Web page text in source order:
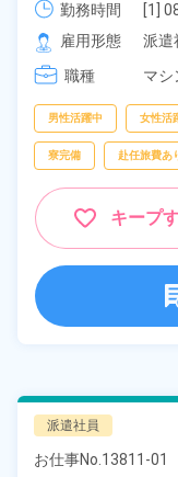
勤務時間
[1]
[2]
[3]
雇用形態
派遣
職種
マシ
男性活躍中 女性活
寮完備 赴任旅費あ
キープ
派遣社員
お仕事No. 13811-01